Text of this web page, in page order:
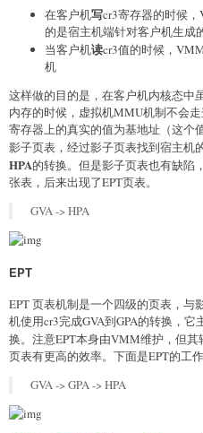
在客户机写cr3寄存器的时候
的是宿主机端针对客户机生成
当客户机读cr3值的时候，
机
这样做的目的是，在客户机内核态中
内存的时候，虚拟机MMU机制不会
寄存器上的真实的值为基地址（这个
影子页表，经过影子页表找到宿主机
HPA的转换。但是影子页表也有缺陷
张表，后来出现了EPT页表。
GVA -> HPA
EPT
EPT 页表机制是一个四级的页表，与
机使用cr3完成GVA到GPA的转换，
换。注意EPT本身由VMM维护，但其
页表有更高的效率。下面是EPT的工
GVA -> GPA -> HPA